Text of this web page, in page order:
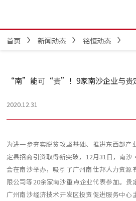
首页 新闻动态 铭恒动态
“南”能可“贵”！9家南沙企业与贵
2020.12.31
为进一步夯实脱贫攻坚基础、推进东西部产
定县招商引资取得新突破，12月31日，南
会在南沙举办，吸引了广州南仕邦人力资源
限公司等20余家南沙重点企业代表参加。贵
广州南沙经济技术开发区投资促进服务中心